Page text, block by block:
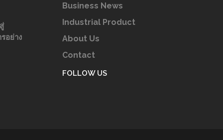
อย่าง
Business News
Industrial Product
About Us
Contact
FOLLOW US